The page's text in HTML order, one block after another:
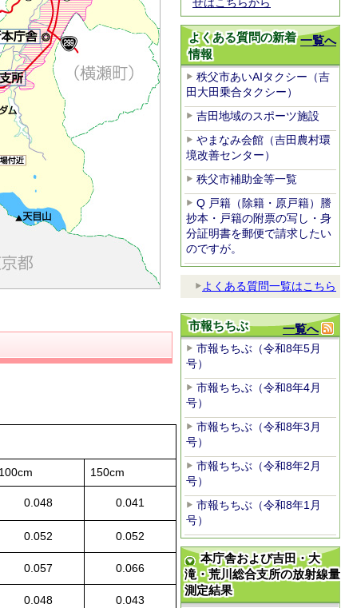
100cm 150cm
0.048 0.041
0.052 0.052
0.057 0.066
0.048 0.043
一覧へ
よくある質問の新着
情報
秩父市あいAIタクシー（吉
田大田乗合タクシー）
吉田地域のスポーツ施設
やまなみ会館（吉田農村環
境改善センター）
秩父市補助金等一覧
Q 戸籍（除籍・原戸籍）謄
抄本・戸籍の附票の写し・身
分証明書を郵便で請求したい
のですが。
よくある質問一覧はこちら
一覧へ
市報ちちぶ
市報ちちぶ（令和8年5月
号）
市報ちちぶ（令和8年4月
号）
市報ちちぶ（令和8年3月
号）
市報ちちぶ（令和8年2月
号）
市報ちちぶ（令和8年1月
号）
本庁舎および吉田・大
滝・荒川総合支所の放射線量
測定結果